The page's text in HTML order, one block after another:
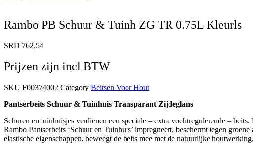
Rambo PB Schuur & Tuinh ZG TR 0.75L Kleurls
SRD 762,54
Prijzen zijn incl BTW
SKU F00374002 Category Beitsen Voor Hout
Pantserbeits Schuur & Tuinhuis Transparant Zijdeglans
Schuren en tuinhuisjes verdienen een speciale – extra vochtregulerende –
Rambo Pantserbeits ‘Schuur en Tuinhuis’ impregneert, beschermt tegen
elastische eigenschappen, beweegt de beits mee met de natuurlijke